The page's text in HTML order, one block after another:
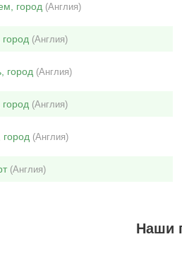
город (Англия)
(Англия)
город (Англия)
(Англия)
город (Англия)
(Англия)
Наши